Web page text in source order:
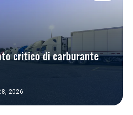
critico di carburante
2026